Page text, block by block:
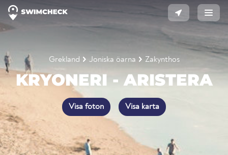
Grekland Joniska öarna Zakynthos
KRYONERI - ARISTERA
Visa foton Visa karta